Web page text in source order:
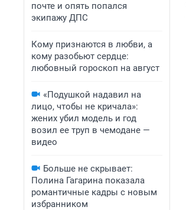
почте и опять попался
экипажу ДПС
Кому признаются в любви, а
кому разобьют сердце:
любовный гороскоп на август
«Подушкой надавил на
лицо, чтобы не кричала»:
жених убил модель и год
возил ее труп в чемодане —
видео
Больше не скрывает:
Полина Гагарина показала
романтичные кадры с новым
избранником